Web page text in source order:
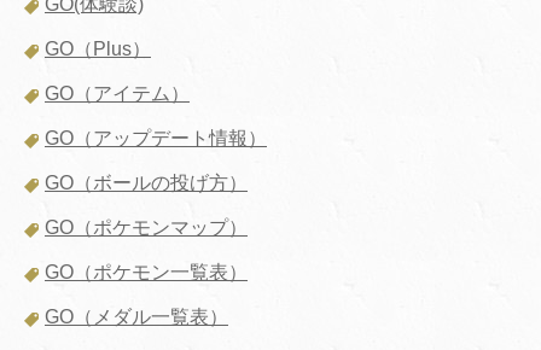
GO(体験談)
GO（Plus）
GO（アイテム）
GO（アップデート情報）
GO（ボールの投げ方）
GO（ポケモンマップ）
GO（ポケモン一覧表）
GO（メダル一覧表）